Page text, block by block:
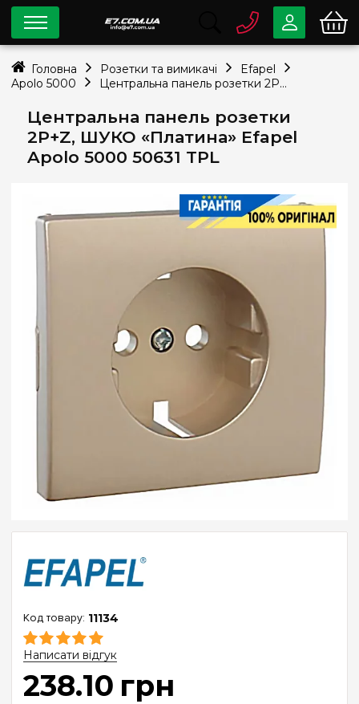
Центральна панель розетки
2P+Z, ШУКО «Платина» Efapel
Apolo 5000 50631 TPL
11134
Написати відгук
238.10 грн
0 80033-63-07
Безкоштовно
info@e7.com.ua
044334-79-78
Viber Telegram
Головна Розетки та вимикачі
Efapel
Apolo 5000
Центральна панель розетки 2P+Z, ШУКО «Платина» Efapel Apolo 5000 50631 TPL